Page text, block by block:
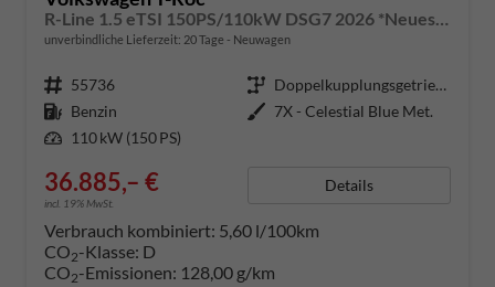
R-Line 1.5 eTSI 150PS/110kW DSG7 2026 *Neues Modell* +AHK+PARK ASSIST PLUS+18"ALU
unverbindliche Lieferzeit: 20 Tage Neuwagen
Fahrzeugnummer 55736 Getriebe
Doppelkupplungsgetriebe (DSG)
Kraftstoff Benzin Außenfarbe 7X - Celestial Blue Met.
Leistung 110 kW (150 PS)
36.885,– €
incl. 19% MwSt.
Details
Verbrauch kombiniert: 5,60 l/100km
CO2-Klasse: D
CO2-Emissionen: 128,00 g/km